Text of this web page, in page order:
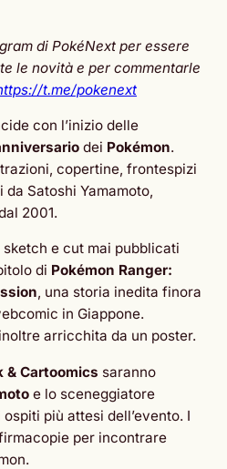
di PokéNext per essere
le novità e per commentarle
t.me/pokenext
con l’inizio delle
dei Pokémon.
copertine, frontespizi
Satoshi Yamamoto,
2001.
e cut mai pubblicati
di Pokémon Ranger:
, una storia inedita finora
in Giappone.
arricchita da un poster.
& Cartoomics saranno
e lo sceneggiatore
ospiti più attesi dell’evento. I
per incontrare